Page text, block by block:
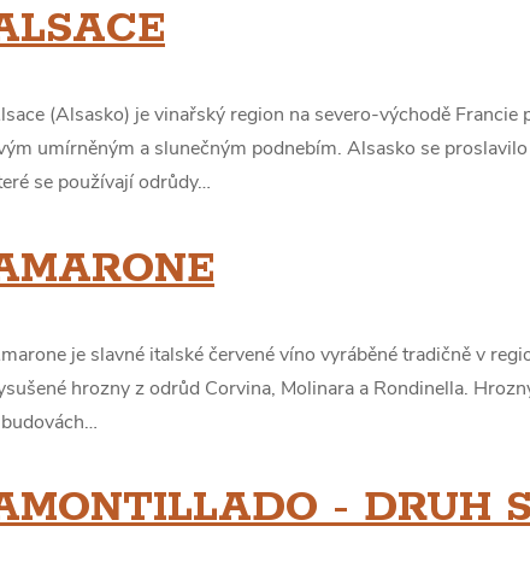
(Alsasko) je vinařský region na severo-východě
umírněným a slunečným podnebím. Alsasko se
se používají odrůdy…
je slavné italské červené víno vyráběné tradičně v
hrozny z odrůd Corvina, Molinara a Rondinella.
- DRUH